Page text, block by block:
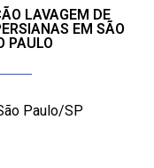
LAVAGEM DE
EM SÃO
PAULO
Paulo/SP